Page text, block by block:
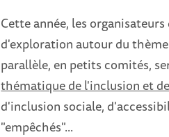
Cette année, les
d'exploration autour du
parallèle, en petits comités,
thématique de l'inclusion et
d'inclusion sociale,
"empêchés"...